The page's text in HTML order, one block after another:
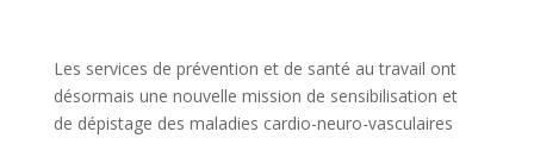
Les services de prévention et de santé au travail ont
désormais une nouvelle mission de sensibilisation et
de dépistage des maladies cardio-neuro-vasculaires